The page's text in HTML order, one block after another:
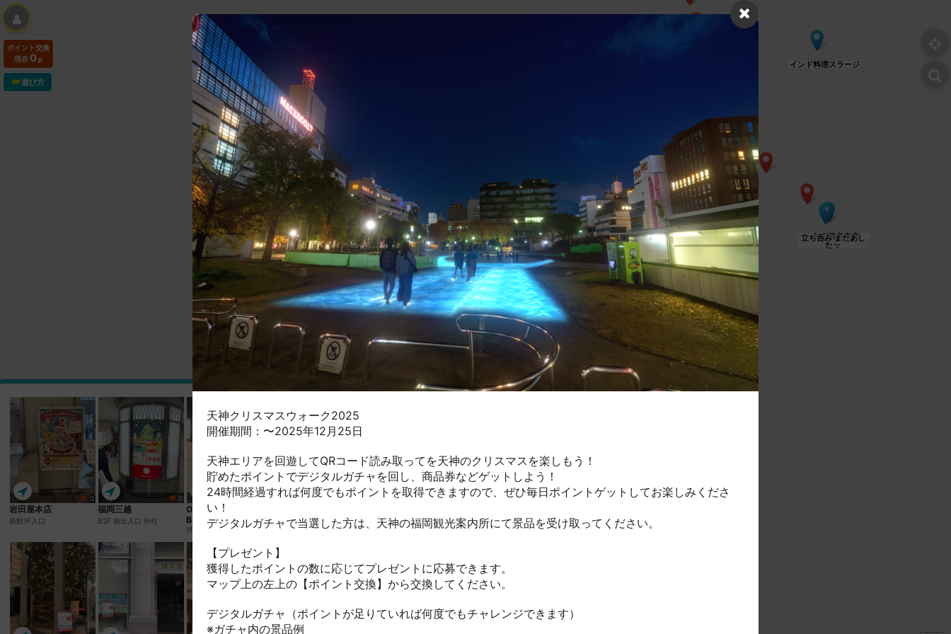
No Item
遊び方
ポイント交換
現在 0 p
旬彩酒房李庵
3SPOONカレー
インド料理スラージ
立ち呑み またあし
たッ
TATA PLANTS
スパイスと酒 ルー
デンス
景品交換所
0
岩田屋本店
新館1F入口
0
福岡三越
B2F 南出入口 外柱
0
ONE FUKUOKA
BLDG.
1Fインフォメーション横
0
B2Fエレベーターホール
0
1F北側 出入口付近
0
西10階段付近
保存スポット
天神クリスマスウォーク2025
開催期間：〜2025年12月25日
天神エリアを回遊してQRコード読み取ってを天神のクリスマスを楽しもう！
貯めたポイントでデジタルガチャを回し、商品券などゲットしよう！
24時間経過すれば何度でもポイントを取得できますので、ぜひ毎日ポイントゲットしてお楽しみくださ
い！
デジタルガチャで当選した方は、天神の福岡観光案内所にて景品を受け取ってください。
【プレゼント】
獲得したポイントの数に応じてプレゼントに応募できます。
マップ上の左上の【ポイント交換】から交換してください。
デジタルガチャ（ポイントが足りていれば何度でもチャレンジできます）
※ガチャ内の景品例